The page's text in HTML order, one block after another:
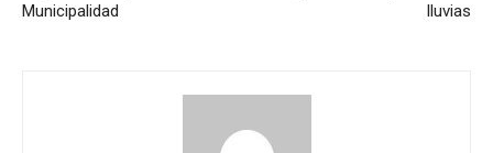
Municipalidad
lluvias